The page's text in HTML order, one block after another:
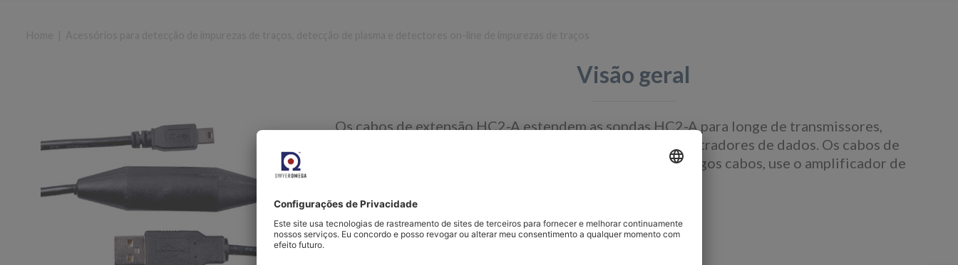
Visão geral
Os cabos de extensão HC2-A estendem as sondas HC2-A para longe de transmissores,
instrumentos portáteis ou registradores de dados e registradores de dados. Os cabos de
extensão HC2-A podem ser usados até 5 metros. Para longos cabos, use o amplificador de